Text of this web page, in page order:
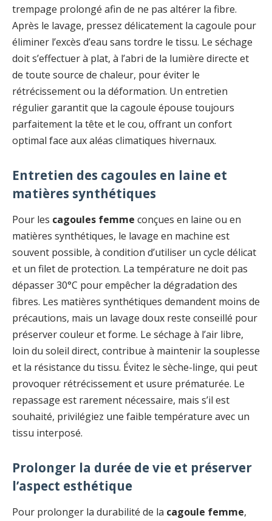
trempage prolongé afin de ne pas altérer la fibre.
Après le lavage, pressez délicatement la cagoule pour
éliminer l’excès d’eau sans tordre le tissu. Le séchage
doit s’effectuer à plat, à l’abri de la lumière directe et
de toute source de chaleur, pour éviter le
rétrécissement ou la déformation. Un entretien
régulier garantit que la cagoule épouse toujours
parfaitement la tête et le cou, offrant un confort
optimal face aux aléas climatiques hivernaux.
Entretien des cagoules en laine et
matières synthétiques
Pour les cagoules femme conçues en laine ou en
matières synthétiques, le lavage en machine est
souvent possible, à condition d’utiliser un cycle délicat
et un filet de protection. La température ne doit pas
dépasser 30°C pour empêcher la dégradation des
fibres. Les matières synthétiques demandent moins de
précautions, mais un lavage doux reste conseillé pour
préserver couleur et forme. Le séchage à l’air libre,
loin du soleil direct, contribue à maintenir la souplesse
et la résistance du tissu. Évitez le sèche-linge, qui peut
provoquer rétrécissement et usure prématurée. Le
repassage est rarement nécessaire, mais s’il est
souhaité, privilégiez une faible température avec un
tissu interposé.
Prolonger la durée de vie et préserver
l’aspect esthétique
Pour prolonger la durabilité de la cagoule femme,